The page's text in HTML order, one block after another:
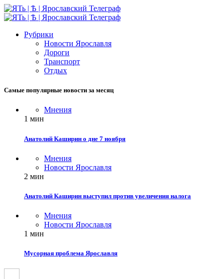
Рубрики
Новости Ярославля
Дороги
Транспорт
Отдых
Самые популярные новости за месяц
Мнения
1 мин
Анатолий Каширин о дне 7 ноября
Мнения
Новости Ярославля
2 мин
Анатолий Каширин выступил против увеличения налога
Мнения
Новости Ярославля
1 мин
Мусорная проблема Ярославля